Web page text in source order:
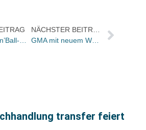
Der 9. Book’n’Ball-Cup in Köln: EdiTorial Hüthig Jehle Rehm siegt bei strahlendem Sonnenschein
NÄCHSTER BEITRAG
GMA mit neuem Web-Shop
transfer feiert